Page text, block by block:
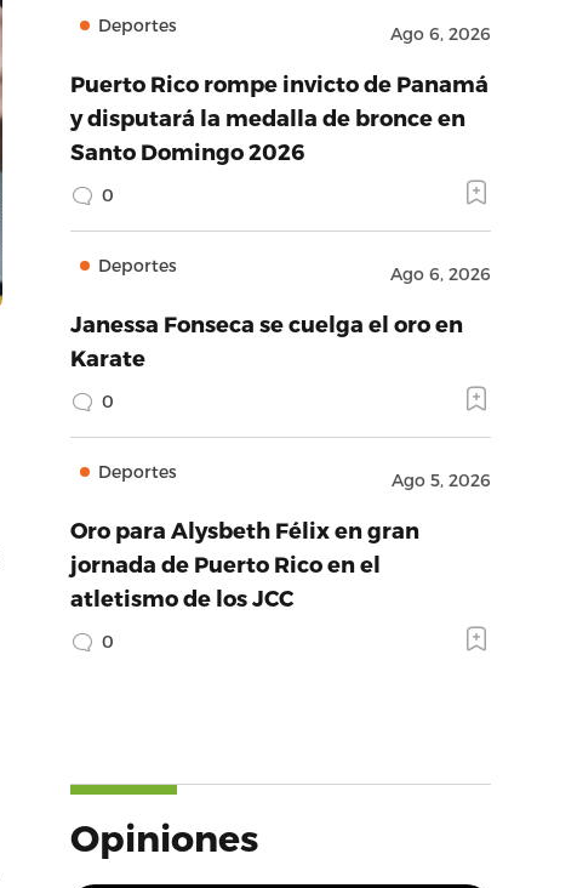
Deportes Ago 6, 2026
Puerto Rico rompe invicto de Panamá
y disputará la medalla de bronce en
Santo Domingo 2026
0
Deportes Ago 6, 2026
Janessa Fonseca se cuelga el oro en
Karate
0
Deportes Ago 5, 2026
Oro para Alysbeth Félix en gran
jornada de Puerto Rico en el
atletismo de los JCC
0
Opiniones